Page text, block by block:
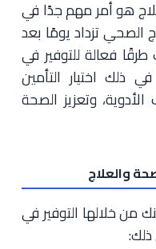
هو أمر مهم جدًا في
الصحي تزداد يومًا بعد
فعالة للتوفير في
ذلك اختيار التأمين
وتعزيز الصحة
والعلاج
من خلالها التوفير في